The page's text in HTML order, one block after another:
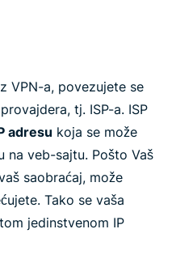
VPN-a, povezujete se
tj. ISP-a. ISP
adresu koja se može
na veb-sajtu. Pošto Vaš
saobraćaj, može
Tako se vaša
jedinstvenom IP